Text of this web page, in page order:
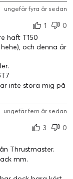
viktiga –
fördröjning
och tyst
krafteffekter:
till motorns
HallEffekt
sensor:
på rattens
ungefär fyra år sedan
1
0
haft T150
och denna är
inte störa mig på
ungefär fem år sedan
3
0
Thrustmaster.
mm.